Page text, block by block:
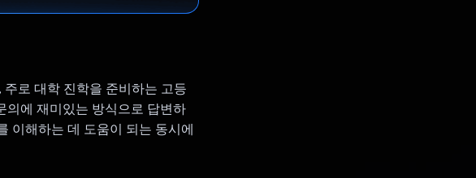
로 대학 진학을 준비하는 고등
의에 재미있는 방식으로 답변하
이해하는 데 도움이 되는 동시에